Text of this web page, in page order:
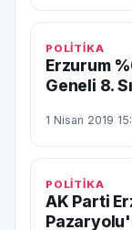
POLİTİKA
Erzurum
Geneli 8.
1 Nisan 2019
POLİTİKA
AK Parti